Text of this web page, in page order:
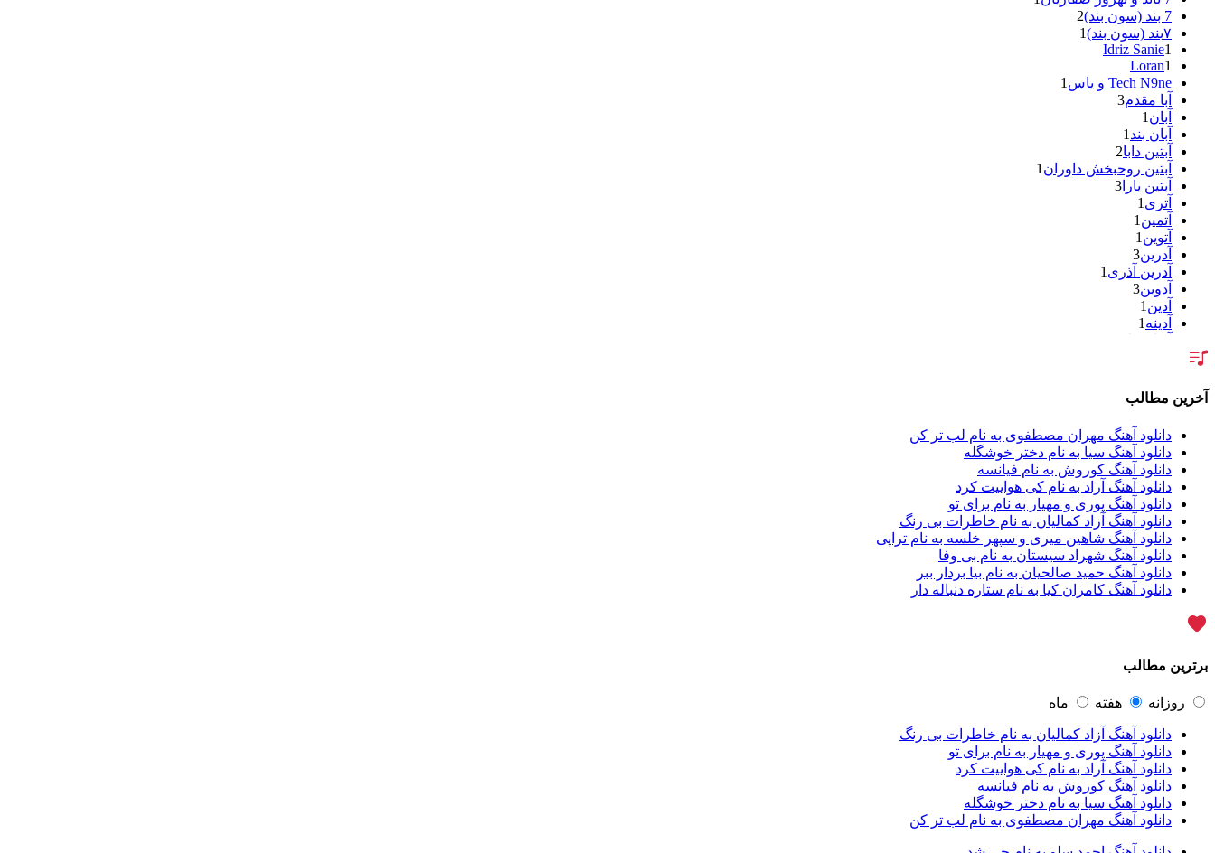
7 بند (سون بند)
2
۷بند (سون بند)
1
Idriz Sanie1
Loran1
Tech N9ne و یاس
1
آبا مقدم3
آبان 1
آبان بند 1
آبتین دابا2
آبتین روحبخش داوران 1
آبتین یارا 3
آتری 1
آتمین 1
آتوین 1
آدرین3
آدرین آذری 1
آدوین3
آدین 1
آدینه 1
آراد عباسی
آراز
آراز آرا
آراز المان2
آراز نصیری1
آراکو1
آراکوم3
آران2
آران براتی1
آران براتی و ایمان حمیدی1
آران، مُوِرس و وینتِرس1
آرپژ1
آرتا1
آرتان گادلی
آرتين شاهوران1
آرتین1
آرتین بهادری12
آرتین سلیمانی1
آردا1
آرسام 1
آرسام سالار1
آخرین مطالب
دانلود آهنگ مهران مصطفوی به نام لب تر کن
دانلود آهنگ سیا به نام دختر خوشگله
دانلود آهنگ کوروش به نام فیانسه
دانلود آهنگ آراد به نام کی هواییت کرد
دانلود آهنگ پوری و مهیار به نام برای تو
دانلود آهنگ آزاد کمالیان به نام خاطرات بی رنگ
دانلود آهنگ شاهین میری و سپهر خلسه به نام تراپی
دانلود آهنگ شهراد سیستان به نام بی وفا
دانلود آهنگ حمید صالحیان به نام بیا بردار ببر
دانلود آهنگ کامران کیا به نام ستاره دنباله دار
برترین مطالب
روزانه هفته ماه
دانلود آهنگ آزاد کمالیان به نام خاطرات بی رنگ
دانلود آهنگ پوری و مهیار به نام برای تو
دانلود آهنگ آراد به نام کی هواییت کرد
دانلود آهنگ کوروش به نام فیانسه
دانلود آهنگ سیا به نام دختر خوشگله
دانلود آهنگ مهران مصطفوی به نام لب تر کن